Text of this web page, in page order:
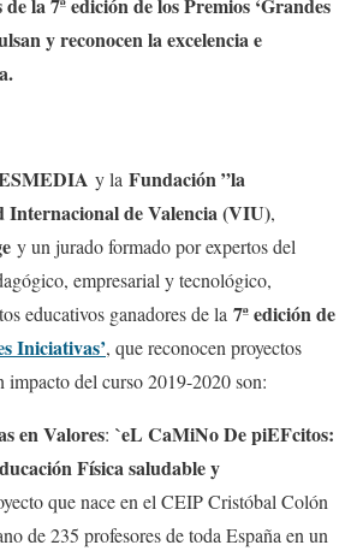
la 7ª edición de los Premios ‘Grandes
y reconocen la excelencia e
y la Fundación ”la
Internacional de Valencia (VIU),
y un jurado formado por expertos del
empresarial y tecnológico,
educativos ganadores de la 7ª edición de
Iniciativas’, que reconocen proyectos
impacto del curso 2019-2020 son:
en Valores: `eL CaMiNo De piEFcitos:
Física saludable y
que nace en el CEIP Cristóbal Colón
de 235 profesores de toda España en un